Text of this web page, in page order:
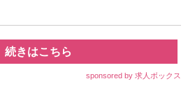
続きはこちら
sponsored by 求人ボックス